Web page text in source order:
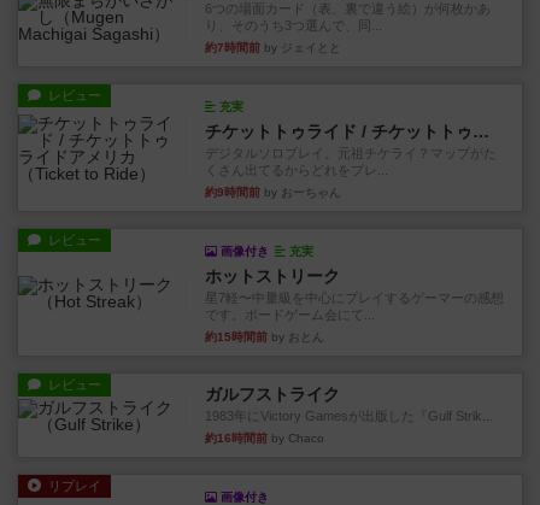
6つの場面カード（表、裏で違う絵）が何枚かあ
り、そのうち3つ選んで、同...
約7時間前 by ジェイとと
レビュー
充実
チケットトゥライド / チケットトゥライドアメリカ
デジタルソロプレイ。元祖チケライ？マップがた
くさん出てるからどれをプレ...
約9時間前 by おーちゃん
レビュー
画像付き 充実
ホットストリーク
星7軽〜中量級を中心にプレイするゲーマーの感想
です。ボードゲーム会にて...
約15時間前 by おとん
レビュー ガルフストライク
1983年にVictory Gamesが出版した『Gulf Strik...
約16時間前 by Chaco
リプレイ
画像付き